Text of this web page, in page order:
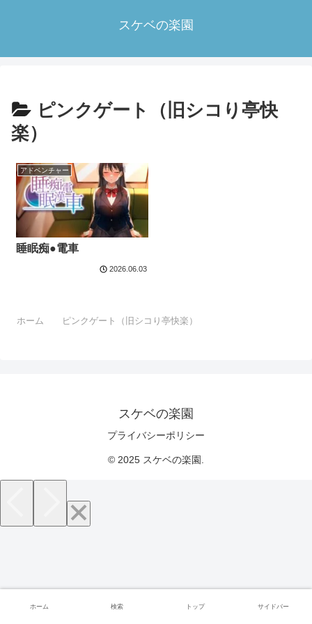
スケベの楽園
ピンクゲート（旧シコり亭快
楽）
アドベンチャー
睡眠痴●電車
2026.06.03
ホーム ピンクゲート（旧シコり亭快楽）
スケベの楽園
プライバシーポリシー
© 2025 スケベの楽園.
ホーム 検索 トップ サイドバー